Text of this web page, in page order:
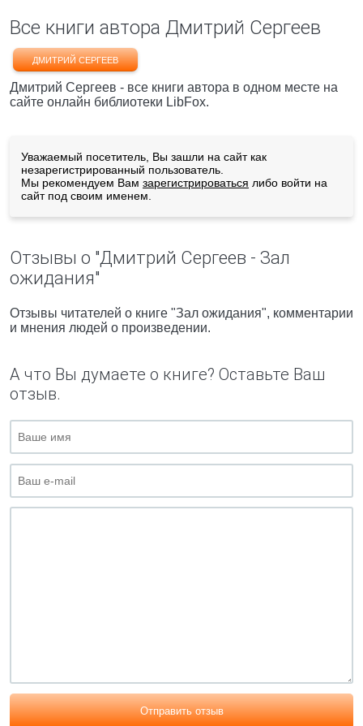
Все книги автора Дмитрий Сергеев
ДМИТРИЙ СЕРГЕЕВ
Дмитрий Сергеев - все книги автора в одном месте на
сайте онлайн библиотеки LibFox.
Уважаемый посетитель, Вы зашли на сайт как
незарегистрированный пользователь.
Мы рекомендуем Вам зарегистрироваться либо войти на
сайт под своим именем.
Отзывы о "Дмитрий Сергеев - Зал
ожидания"
Отзывы читателей о книге "Зал ожидания", комментарии
и мнения людей о произведении.
А что Вы думаете о книге? Оставьте Ваш
отзыв.
Отправить отзыв